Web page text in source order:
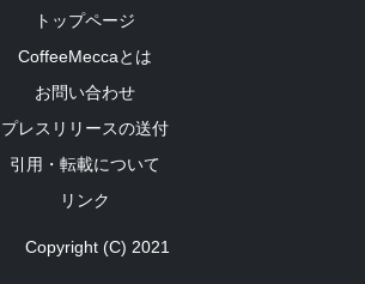
トップページ
CoffeeMeccaとは
お問い合わせ
プレスリリースの送付
引用・転載について
リンク
Copyright (C) 2021